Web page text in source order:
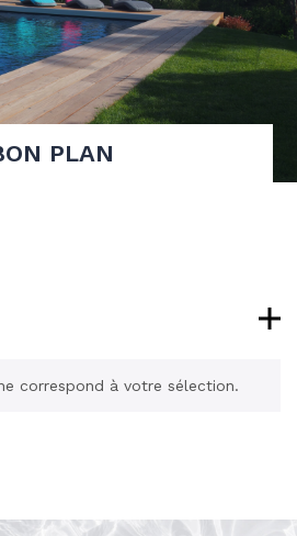
PLAN
correspond à votre sélection.